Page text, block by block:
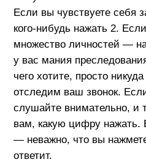
Если вы чувствуете себя
кого-нибудь нажать 2.
множество личностей —
у вас мания
чего хотите, просто
отследим ваш звонок.
слушайте внимательно, и
вам, какую цифру нажать.
— неважно, что вы
ответит.